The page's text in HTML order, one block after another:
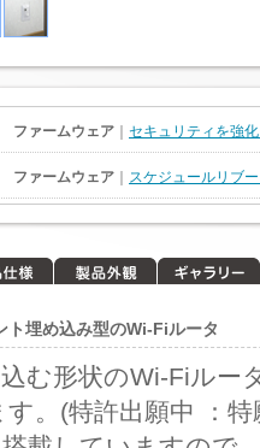
ト埋め込み型のWi-Fiルータ
む形状のWi-Fiルー
。(特許出願中 ：